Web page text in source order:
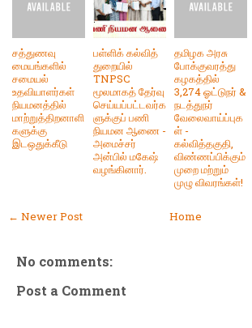
சத்துணவு
மையங்களில்
சமையல்
உதவியாளர்கள்
நியமனத்தில்
மாற்றுத்திறனாளி
களுக்கு
இடஒதுக்கீடு
பள்ளிக் கல்வித்
துறையில்
TNPSC
மூலமாகத் தேர்வு
செய்யப்பட்டவர்க
ளுக்குப் பணி
நியமன ஆணை -
அமைச்சர்
அன்பில் மகேஷ்
வழங்கினார்.
தமிழக அரசு
போக்குவரத்து
கழகத்தில்
3,274 ஓட்டுநர் &
நடத்துநர்
வேலைவாய்ப்புக
ள் -
கல்வித்தகுதி,
விண்ணப்பிக்கும்
முறை மற்றும்
முழு விவரங்கள்!
← Newer Post Home
No comments:
Post a Comment